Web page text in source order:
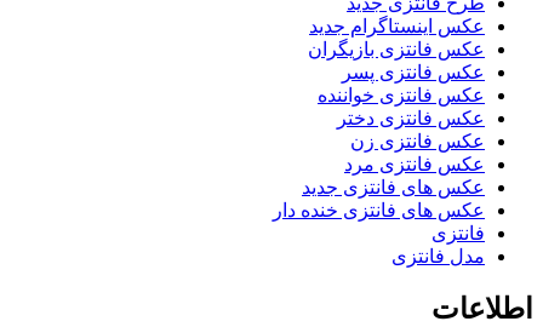
عکس اینستاگرام جدید
عکس فانتزی بازیگران
عکس فانتزی پسر
عکس فانتزی خواننده
عکس فانتزی دختر
عکس فانتزی زن
عکس فانتزی مرد
عکس های فانتزی جدید
عکس های فانتزی خنده دار
فانتزی
مدل فانتزی
اطلاعات